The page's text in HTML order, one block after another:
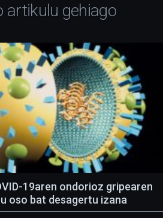
artikulu gehiago
19aren ondorioz gripearen
oso bat desagertu izana